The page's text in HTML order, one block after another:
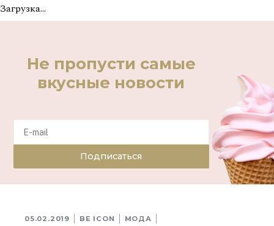
Загрузка...
Не пропусти самые
вкусные новости
Подписаться
05.02.2019 BE ICON МОДА